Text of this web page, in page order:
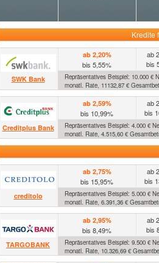
Kredite
SWK Bank
ab 2,20%
bis 5,55%
ab
bis
Repräsentatives Beispiel: 10.000 €
monatl. Rate, 11132,87 €
Creditplus Bank
ab 2,59%
bis 10,99%
ab
bis
Repräsentatives Beispiel: 4.000 €
monatl. Rate, 4.515,60 €
creditolo
ab 2,75%
bis 15,95%
ab
bis
Repräsentatives Beispiel: 5.000 €
monatl. Rate, 6.391,36 €
TARGOBANK
ab 2,95%
bis 8,49%
ab
bis
Repräsentatives Beispiel: 9.500 €
monatl. Rate, 10.326,69 €